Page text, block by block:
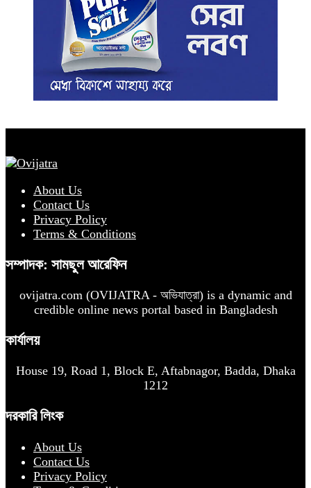
About Us
Contact Us
Privacy Policy
Terms & Conditions
সম্পাদক: সামছুল আরেফিন
ovijatra.com (OVIJATRA - অভিযাত্রা) is a dynamic and
credible online news portal based in Bangladesh
কার্যালয়
House 19, Road 1, Block E, Aftabnagor, Badda, Dhaka
1212
দরকারি লিংক
About Us
Contact Us
Privacy Policy